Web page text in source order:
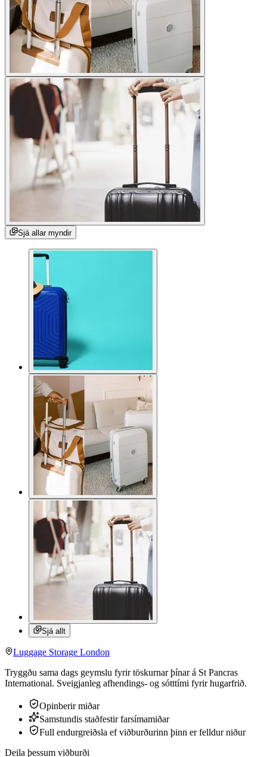
Sjá allar myndir
Sjá allt
Luggage Storage London
Tryggðu sama dags geymslu fyrir töskurnar þínar á St Pancras
International. Sveigjanleg afhendings- og sótttími fyrir hugarfrið.
Opinberir miðar
Samstundis staðfestir farsímamiðar
Full endurgreiðsla ef viðburðurinn þinn er felldur niður
Deila þessum viðburði